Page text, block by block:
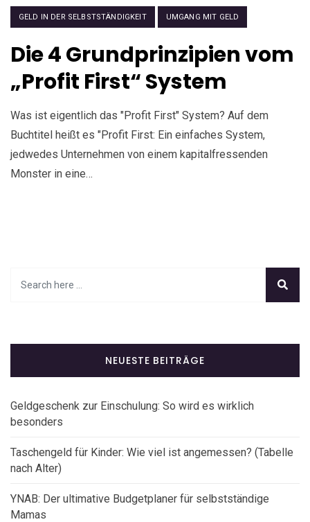
GELD IN DER SELBSTSTÄNDIGKEIT UMGANG MIT GELD
Die 4 Grundprinzipien vom
„Profit First“ System
Was ist eigentlich das "Profit First" System? Auf dem
Buchtitel heißt es "Profit First: Ein einfaches System,
jedwedes Unternehmen von einem kapitalfressenden
Monster in eine…
NEUESTE BEITRÄGE
Geldgeschenk zur Einschulung: So wird es wirklich
besonders
Taschengeld für Kinder: Wie viel ist angemessen? (Tabelle
nach Alter)
YNAB: Der ultimative Budgetplaner für selbstständige
Mamas